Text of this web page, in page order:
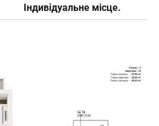
Індивідуальне місце.